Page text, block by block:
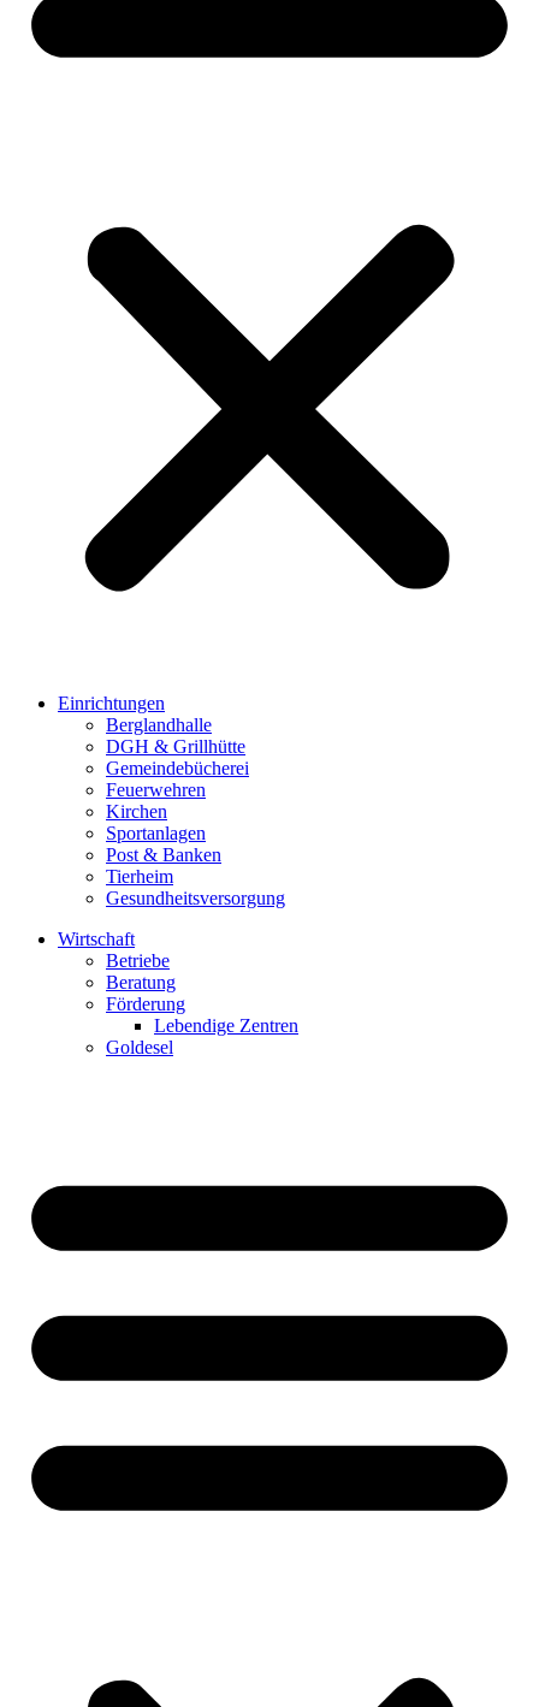
Einrichtungen
Berglandhalle
DGH & Grillhütte
Gemeindebücherei
Feuerwehren
Kirchen
Sportanlagen
Post & Banken
Tierheim
Gesundheitsversorgung
Wirtschaft
Betriebe
Beratung
Förderung
Lebendige Zentren
Goldesel